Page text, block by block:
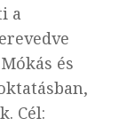
a
és
Cél: